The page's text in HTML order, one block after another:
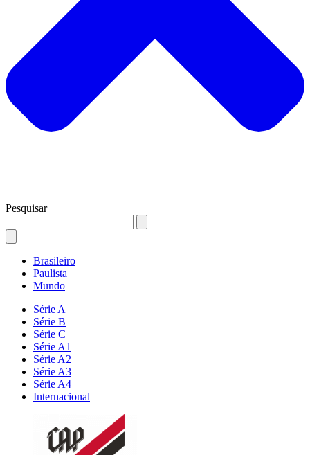
Pesquisar
Brasileiro
Paulista
Mundo
Série A
Série B
Série C
Série A1
Série A2
Série A3
Série A4
Internacional